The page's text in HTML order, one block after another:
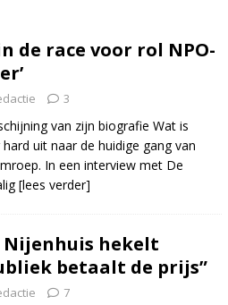
de race voor rol NPO-
3
van zijn biografie Wat is
uit naar de huidige gang van
In een interview met De
[lees verder]
Nijenhuis hekelt
betaalt de prijs”
7